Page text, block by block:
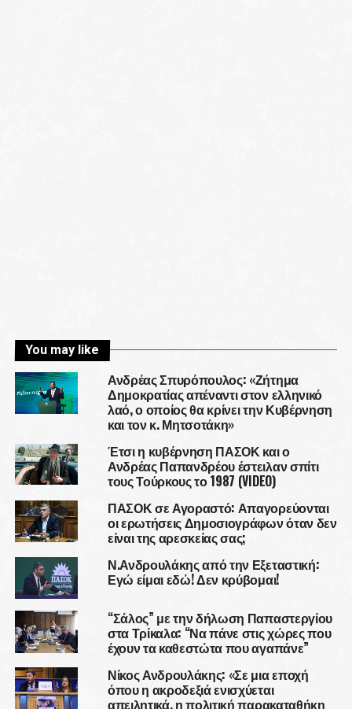
You may like
Ανδρέας Σπυρόπουλος: «Ζήτημα
Δημοκρατίας απέναντι στον ελληνικό
λαό, ο οποίος θα κρίνει την Κυβέρνηση
και τον κ. Μητσοτάκη»
Έτσι η κυβέρνηση ΠΑΣΟΚ και ο
Ανδρέας Παπανδρέου έστειλαν σπίτι
τους Τούρκους το 1987 (VIDEO)
ΠΑΣΟΚ σε Αγοραστό: Απαγορεύονται
οι ερωτήσεις Δημοσιογράφων όταν δεν
είναι της αρεσκείας σας;
Ν.Ανδρουλάκης από την Εξεταστική:
Εγώ είμαι εδώ! Δεν κρύβομαι!
“Σάλος” με την δήλωση Παπαστεργίου
στα Τρίκαλα: “Να πάνε στις χώρες που
έχουν τα καθεστώτα που αγαπάνε”
Νίκος Ανδρουλάκης: «Σε μια εποχή
όπου η ακροδεξιά ενισχύεται
απειλητικά, η πολιτική παρακαταθήκη